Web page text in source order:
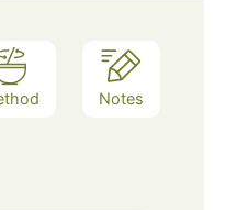
Notes